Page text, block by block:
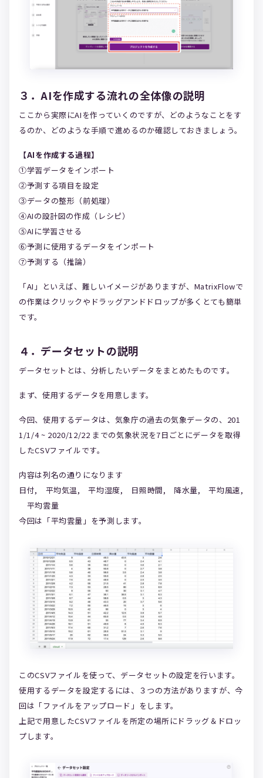
３．AIを作成する流れの全体像の説明
ここから実際にAIを作っていくのですが、どのようなことをす
るのか、どのような手順で進めるのか確認しておきましょう。
【AIを作成する過程】
①学習データをインポート
②予測する項目を設定
③データの整形（前処理）
④AIの設計図の作成（レシピ）
⑤AIに学習させる
⑥予測に使用するデータをインポート
⑦予測する（推論）
「AI」といえば、難しいイメージがありますが、MatrixFlowで
の作業はクリックやドラッグアンドドロップが多くとても簡単
です。
４．データセットの説明
データセットとは、分析したいデータをまとめたものです。
まず、使用するデータを用意します。
今回、使用するデータは、気象庁の過去の気象データの、201
1/1/4 ~ 2020/12/22 までの気象状況を7日ごとにデータを取得
したCSVファイルです。
内容は列名の通りになります
日付, 平均気温, 平均湿度, 日照時間, 降水量, 平均風速,
平均雲量
今回は「平均雲量」を予測します。
このCSVファイルを使って、データセットの設定を行います。
使用するデータを設定するには、３つの方法がありますが、今
回は「ファイルをアップロード」をします。
上記で用意したCSVファイルを所定の場所にドラッグ＆ドロッ
プします。